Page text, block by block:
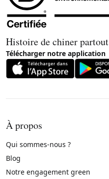
Histoire de chiner partout
Télécharger notre application
À propos
Qui sommes-nous ?
Blog
Notre engagement green